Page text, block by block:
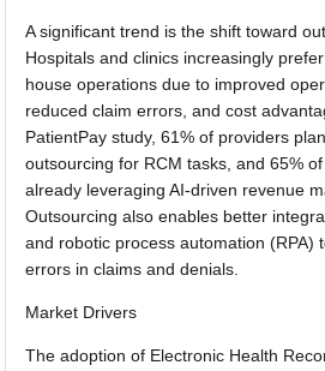
A significant trend is the shift toward
Hospitals and clinics increasingly
house operations due to improved
reduced claim errors, and cost
PatientPay study, 61% of providers
outsourcing for RCM tasks, and 65%
already leveraging AI-driven revenue
Outsourcing also enables better
and robotic process automation (RPA)
errors in claims and denials.
Market Drivers
The adoption of Electronic Health